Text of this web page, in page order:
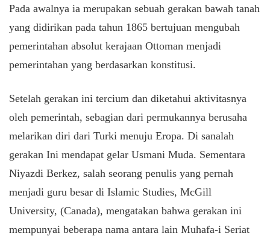
Pada awalnya ia merupakan sebuah gerakan bawah tanah
yang didirikan pada tahun 1865 bertujuan mengubah
pemerintahan absolut kerajaan Ottoman menjadi
pemerintahan yang berdasarkan konstitusi.
Setelah gerakan ini tercium dan diketahui aktivitasnya
oleh pemerintah, sebagian dari permukannya berusaha
melarikan diri dari Turki menuju Eropa. Di sanalah
gerakan Ini mendapat gelar Usmani Muda. Sementara
Niyazdi Berkez, salah seorang penulis yang pernah
menjadi guru besar di Islamic Studies, McGill
University, (Canada), mengatakan bahwa gerakan ini
mempunyai beberapa nama antara lain Muhafa-i Seriat